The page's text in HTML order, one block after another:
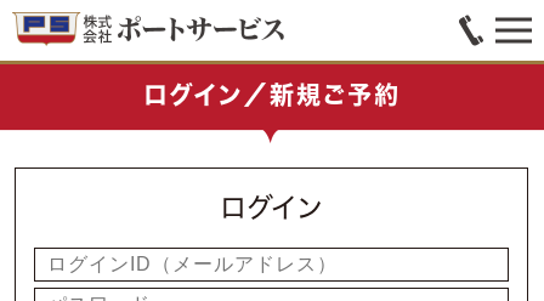
ログイン／新規ご予約
ログイン